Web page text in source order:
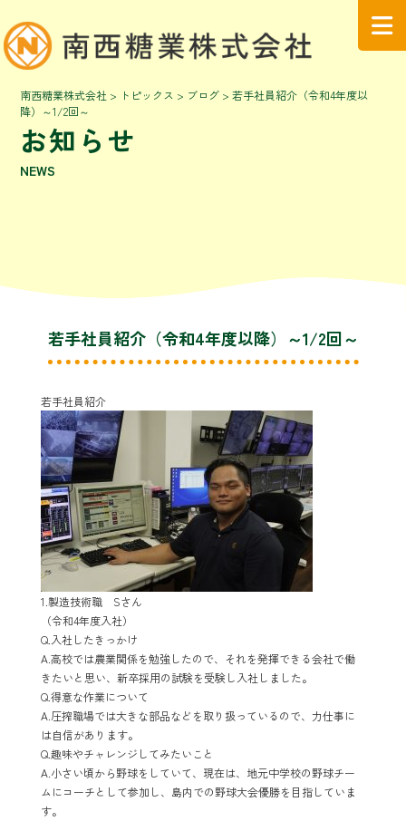
お知らせ
NEWS
南西糖業株式会社 > トピックス > ブログ >若手社員紹介（令和4年度以
降）～1/2回～
若手社員紹介（令和4年度以降）～1/2回～
若手社員紹介
1.製造技術職 Sさん
（令和4年度入社）
Q.入社したきっかけ
A.高校では農業関係を勉強したので、それを発揮できる会社で働
きたいと思い、新卒採用の試験を受験し入社しました。
Q.得意な作業について
A.圧搾職場では大きな部品などを取り扱っているので、力仕事に
は自信があります。
Q.趣味やチャレンジしてみたいこと
A.小さい頃から野球をしていて、現在は、地元中学校の野球チー
ムにコーチとして参加し、島内での野球大会優勝を目指していま
す。